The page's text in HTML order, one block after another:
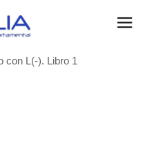
con L(-). Libro 1